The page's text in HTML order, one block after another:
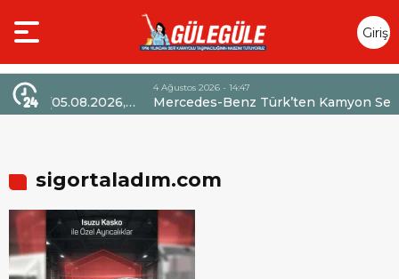
Giriş
Yap
4 Ağustos 2026 - 14:47
Mercedes-Benz Türk’ten Kamyon Servis
Sözleşmelerinde 36 Aya Varan Taksit İmkânı
sigortaladım.com